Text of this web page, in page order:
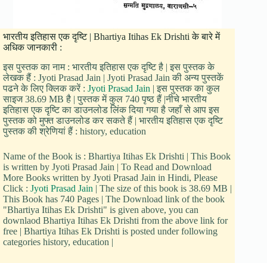
भारतीय इतिहास एक दृष्टि | Bhartiya Itihas Ek Drishti के बारे में
अधिक जानकारी :
इस पुस्तक का नाम : भारतीय इतिहास एक दृष्टि है | इस पुस्तक के
लेखक हैं : Jyoti Prasad Jain | Jyoti Prasad Jain की अन्य पुस्तकें
पढने के लिए क्लिक करें : Jyoti Prasad Jain | इस पुस्तक का कुल
साइज 38.69 MB है | पुस्तक में कुल 740 पृष्ठ हैं |नीचे भारतीय
इतिहास एक दृष्टि का डाउनलोड लिंक दिया गया है जहाँ से आप इस
पुस्तक को मुफ्त डाउनलोड कर सकते हैं | भारतीय इतिहास एक दृष्टि
पुस्तक की श्रेणियां हैं : history, education
Name of the Book is : Bhartiya Itihas Ek Drishti | This Book
is written by Jyoti Prasad Jain | To Read and Download
More Books written by Jyoti Prasad Jain in Hindi, Please
Click : Jyoti Prasad Jain | The size of this book is 38.69 MB |
This Book has 740 Pages | The Download link of the book
"Bhartiya Itihas Ek Drishti" is given above, you can
downlaod Bhartiya Itihas Ek Drishti from the above link for
free | Bhartiya Itihas Ek Drishti is posted under following
categories history, education |